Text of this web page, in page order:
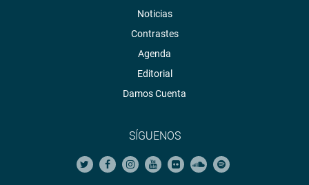
Noticias
Contrastes
Agenda
Editorial
Damos Cuenta
SÍGUENOS